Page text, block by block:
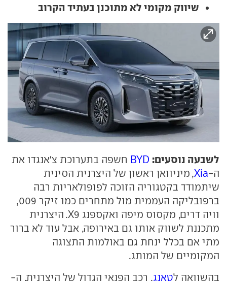
שיווק מקומי לא מתוכנן בעתיד הקרוב
לשבעה נוסעים: BYD חשפה בתערוכת צ'אנגדו את
ה-Xia, מיניוואן ראשון של היצרנית הסינית
שיתמודד בקטגוריה הזוכה לפופולאריות רבה
ברפובליקה העממית מול מתחרים כמו זיקר 009,
וויה דרים, מקסוס מיפה ואקספנג X9. היצרנית
מתכננת לשווק אותו גם באירופה, אבל עוד לא ברור
מתי אם בכלל ינחת גם באולמות התצוגה
המקומיים של המותג.
בהשוואה לטאנג, רכב הפנאי הגדול של היצרנית, ה-